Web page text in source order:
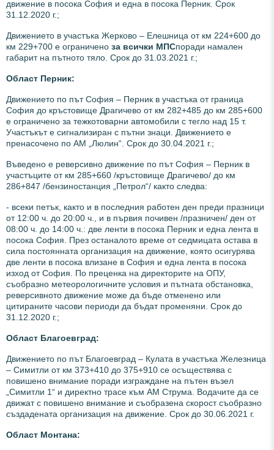
движение в посока София и една в посока Перник. Срок
31.12.2020 г.;
Движението в участъка Жерково – Елешница от км 224+600 до
км 229+700 е ограничено за всички МПСпоради намален
габарит на пътното тяло. Срок до 31.03.2021 г.;
Област Перник:
Движението по път София – Перник в участъка от граница
София до кръстовище Драгичево от км 282+485 до км 285+600
е ограничено за тежкотоварни автомобили с тегло над 15 т.
Участъкът е сигнализиран с пътни знаци. Движението е
пренасочено по АМ „Люлин“. Срок до 30.04.2021 г.;
Въведено е реверсивно движение по път София – Перник в
участъците от км 285+660 /кръстовище Драгичево/ до км
286+847 /бензиностанция „Петрол“/ както следва:
- всеки петък, както и в последния работен ден преди празници
от 12:00 ч. до 20:00 ч., и в първия почивен /празничен/ ден от
08:00 ч. до 14:00 ч.: две ленти в посока Перник и една лента в
посока София. През останалото време от седмицата остава в
сила постоянната организация на движение, която осигурява
две ленти в посока влизане в София и една лента в посока
изход от София. По преценка на директорите на ОПУ,
съобразно метеорологичните условия и пътната обстановка,
реверсивното движение може да бъде отменено или
цитираните часови периоди да бъдат променяни. Срок до
31.12.2020 г.;
Област Благоевград:
Движението по път Благоевград – Кулата в участъка Железница
– Симитли от км 373+410 до 375+910 се осъществява с
повишено внимание поради изграждане на пътен възел
„Симитли 1“ и директно трасе към АМ Струма. Водачите да се
движат с повишено внимание и съобразена скорост съобразно
създадената организация на движение. Срок до 30.06.2021 г.
Област Монтана: